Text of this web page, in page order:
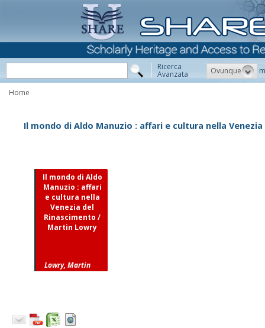
Ricerca
Avanzata Ovunque
Home
Il mondo di Aldo Manuzio : affari e cultura nella
Il mondo di Aldo
Manuzio : affari
e cultura nella
Venezia del
Rinascimento /
Martin Lowry
Lowry, Martin